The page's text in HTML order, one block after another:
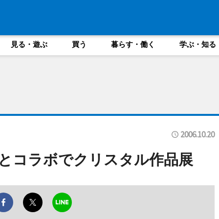
見る・遊ぶ 買う 暮らす・働く 学ぶ・知る
2006.10.20
コラボでクリスタル作品展